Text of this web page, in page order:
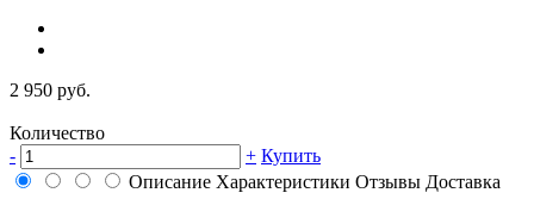
2 950 руб.
Количество
-
+ Купить
Описание Характеристики Отзывы Доставка